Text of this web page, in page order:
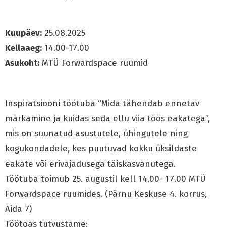
Kuupäev: 25.08.2025
Kellaaeg: 14.00-17.00
Asukoht: MTÜ Forwardspace ruumid
Inspiratsiooni töötuba “Mida tähendab ennetav
märkamine ja kuidas seda ellu viia töös eakatega”,
mis on suunatud asustutele, ühingutele ning
kogukondadele, kes puutuvad kokku üksildaste
eakate või erivajadusega täiskasvanutega.
Töötuba toimub 25. augustil kell 14.00- 17.00 MTÜ
Forwardspace ruumides. (Pärnu Keskuse 4. korrus,
Aida 7)
Töötoas tutvustame: